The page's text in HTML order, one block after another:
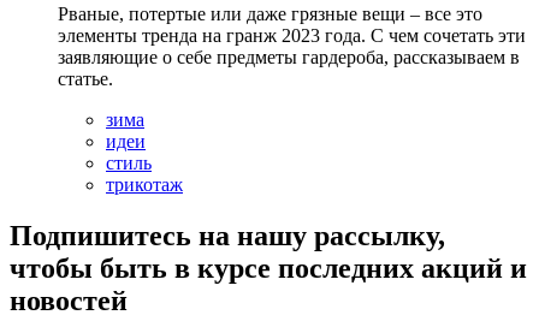
Рваные, потертые или даже грязные вещи – все это
элементы тренда на гранж 2023 года. С чем сочетать эти
заявляющие о себе предметы гардероба, рассказываем в
статье.
зима
идеи
стиль
трикотаж
Подпишитесь на нашу рассылку,
чтобы быть в курсе последних акций и
новостей